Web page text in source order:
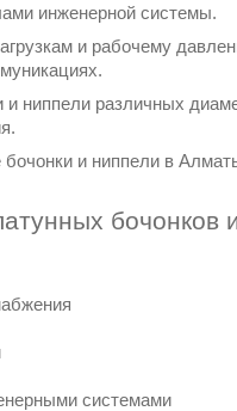
инженерной системы.
и рабочему
и ниппели различных
и ниппели в
бочонков
системами